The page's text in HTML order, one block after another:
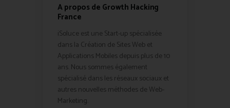
A propos de Growth Hacking
France
iSoluce est une Start-up spécialisée
dans la Création de Sites Web et
Applications Mobiles depuis plus de 10
ans. Nous sommes également
spécialisé dans les réseaux sociaux et
autres nouvelles méthodes de Web-
Marketing.